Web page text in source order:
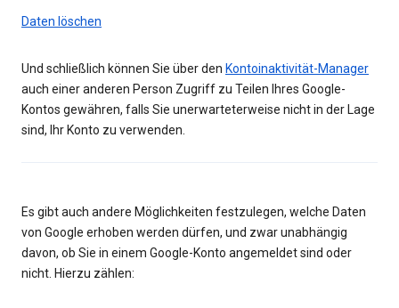
Daten löschen
Und schließlich können Sie über den Kontoinaktivität-Manager
auch einer anderen Person Zugriff zu Teilen Ihres Google-
Kontos gewähren, falls Sie unerwarteterweise nicht in der Lage
sind, Ihr Konto zu verwenden.
Es gibt auch andere Möglichkeiten festzulegen, welche Daten
von Google erhoben werden dürfen, und zwar unabhängig
davon, ob Sie in einem Google-Konto angemeldet sind oder
nicht. Hierzu zählen: